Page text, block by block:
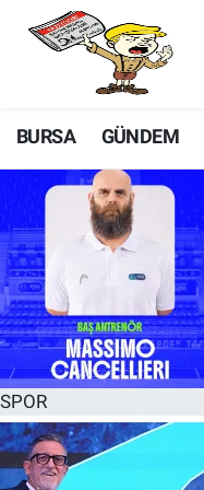
BURSA GÜNDEM
SPOR